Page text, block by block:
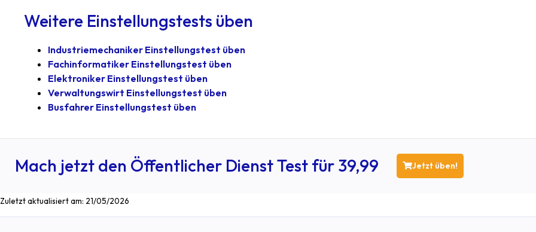
Weitere Einstellungstests üben
Industriemechaniker Einstellungstest üben
Fachinformatiker Einstellungstest üben
Elektroniker Einstellungstest üben
Verwaltungswirt Einstellungstest üben
Busfahrer Einstellungstest üben
Mach jetzt den Öffentlicher Dienst Test für 39,99 Jetzt üben!
Zuletzt aktualisiert am: 21/05/2026